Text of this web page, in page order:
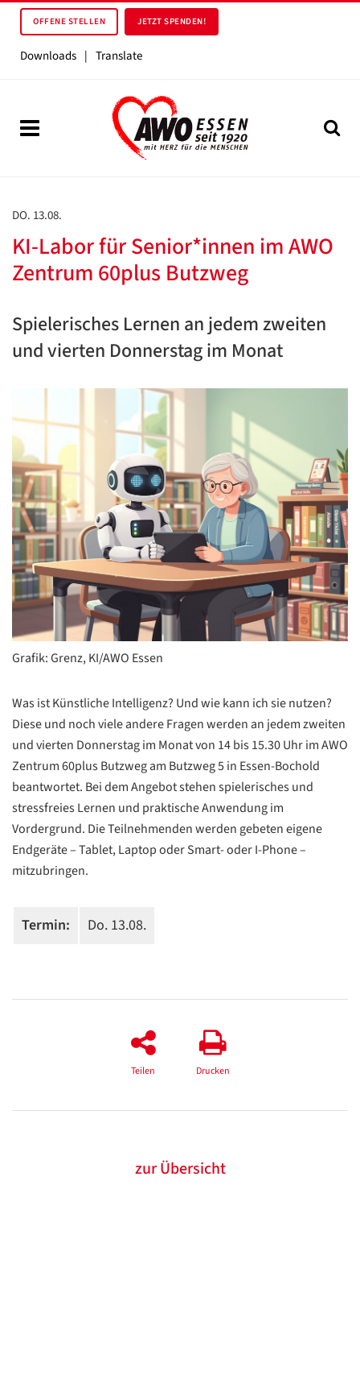
OFFENE STELLEN JETZT SPENDEN!
Downloads | Translate
DO. 13.08.
KI-Labor für Senior*innen im AWO
Zentrum 60plus Butzweg
Spielerisches Lernen an jedem zweiten
und vierten Donnerstag im Monat
Grafik: Grenz, KI/AWO Essen
Was ist Künstliche Intelligenz? Und wie kann ich sie nutzen?
Diese und noch viele andere Fragen werden an jedem zweiten
und vierten Donnerstag im Monat von 14 bis 15.30 Uhr im AWO
Zentrum 60plus Butzweg am Butzweg 5 in Essen-Bochold
beantwortet. Bei dem Angebot stehen spielerisches und
stressfreies Lernen und praktische Anwendung im
Vordergrund. Die Teilnehmenden werden gebeten eigene
Endgeräte – Tablet, Laptop oder Smart- oder I-Phone –
mitzubringen.
Termin: Do. 13.08.
Teilen Drucken
zur Übersicht
Datenschutzerklärung
Übersetzen